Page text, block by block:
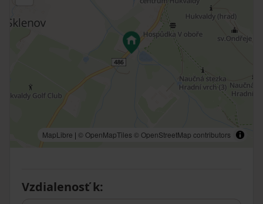
MapLibre | © OpenMapTiles © OpenStreetMap contributors
Vzdialenosť k: